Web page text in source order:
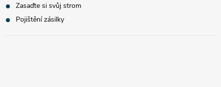
Zasaďte si svůj strom
Pojištění zásilky